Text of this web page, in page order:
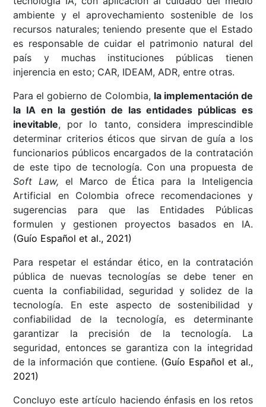
ambiente y el aprovechamiento sostenible de los
recursos naturales; teniendo presente que el Estado
es responsable de cuidar el patrimonio natural del
país y muchas instituciones públicas tienen
injerencia en esto; CAR, IDEAM, ADR, entre otras.
Para el gobierno de Colombia, la implementación de
la IA en la gestión de las entidades públicas es
inevitable, por lo tanto, considera imprescindible
determinar criterios éticos que sirvan de guía a los
funcionarios públicos encargados de la contratación
de este tipo de tecnología. Con una propuesta de
Soft Law, el Marco de Ética para la Inteligencia
Artificial en Colombia ofrece recomendaciones y
sugerencias para que las Entidades Públicas
formulen y gestionen proyectos basados en IA.
(Guío Español et al., 2021)
Para respetar el estándar ético, en la contratación
pública de nuevas tecnologías se debe tener en
cuenta la confiabilidad, seguridad y solidez de la
tecnología. En este aspecto de sostenibilidad y
confiabilidad de la tecnología, es determinante
garantizar la precisión de la tecnología. La
seguridad, entonces se garantiza con la integridad
de la información que contiene. (Guío Español et al.,
2021)
Concluyo este artículo haciendo énfasis en los retos